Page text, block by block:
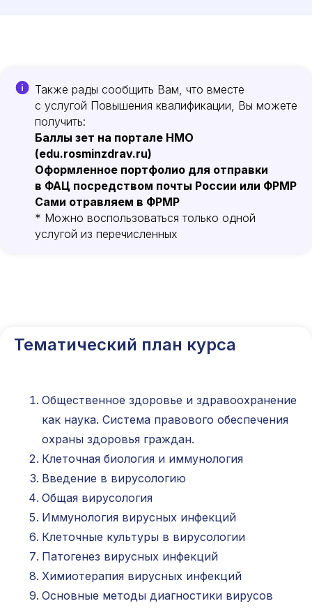
Также рады сообщить Вам, что вместе
с услугой Повышения квалификации, Вы можете
получить:
Баллы зет на портале НМО
(edu.rosminzdrav.ru)
Оформленное портфолио для отправки
в ФАЦ посредством почты России или ФРМР
Сами отравляем в ФРМР
* Можно воспользоваться только одной
услугой из перечисленных
Тематический план курса
Общественное здоровье и здравоохранение
как наука. Система правового обеспечения
охраны здоровья граждан.
Клеточная биология и иммунология
Введение в вирусологию
Общая вирусология
Иммунология вирусных инфекций
Клеточные культуры в вирусологии
Патогенез вирусных инфекций
Химиотерапия вирусных инфекций
Основные методы диагностики вирусов
Соглашение о конфиденциальности
Политика конфиденциальности
Проверить лицензию
ОГРН 1207700292690
Юридический адрес: 107031, г.Москва, вн.тер.г.
Муниципальный Округ Мещанский, ул Кузнецкий
Мост, д. 19, стр.2
Оферта об образовательных услугах
Публичная оферта